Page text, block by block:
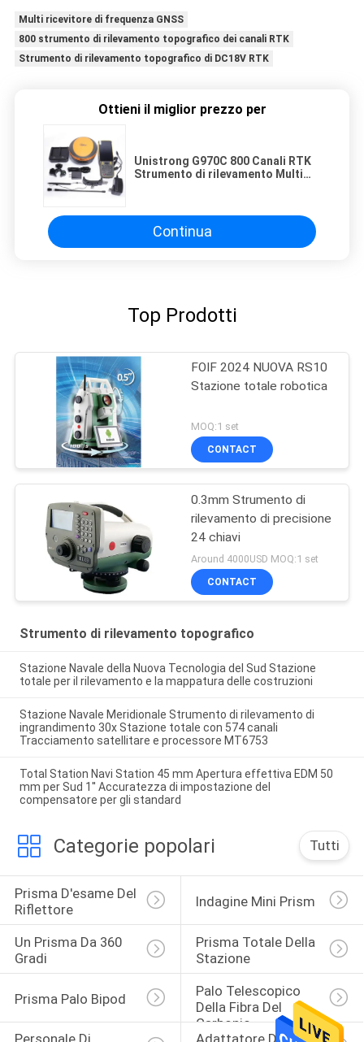
Multi ricevitore di frequenza GNSS
800 strumento di rilevamento topografico dei canali RTK
Strumento di rilevamento topografico di DC18V RTK
Ottieni il miglior prezzo per
Unistrong G970C 800 Canali RTK
Strumento di rilevamento Multi
Continua
Top Prodotti
FOIF 2024 NUOVA RS10
Stazione totale robotica
MOQ:1 set
CONTACT
0.3mm Strumento di
rilevamento di precisione
24 chiavi
Around 4000USD MOQ:1 set
CONTACT
Strumento di rilevamento topografico
Stazione Navale della Nuova Tecnologia del Sud Stazione
totale per il rilevamento e la mappatura delle costruzioni
Stazione Navale Meridionale Strumento di rilevamento di
ingrandimento 30x Stazione totale con 574 canali
Tracciamento satellitare e processore MT6753
Total Station Navi Station 45 mm Apertura effettiva EDM 50
mm per Sud 1'' Accuratezza di impostazione del
compensatore per gli standard
Categorie popolari Tutti
Prisma D'esame Del
Riflettore
Indagine Mini Prism
Un Prisma Da 360
Gradi
Prisma Totale Della
Stazione
Prisma Palo Bipod
Palo Telescopico
Della Fibra Del
Carbonio